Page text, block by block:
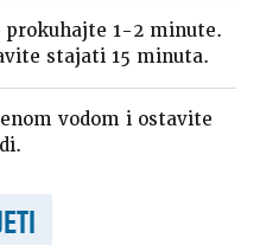
1-2 minute.
stajati 15 minuta.
vodom i ostavite